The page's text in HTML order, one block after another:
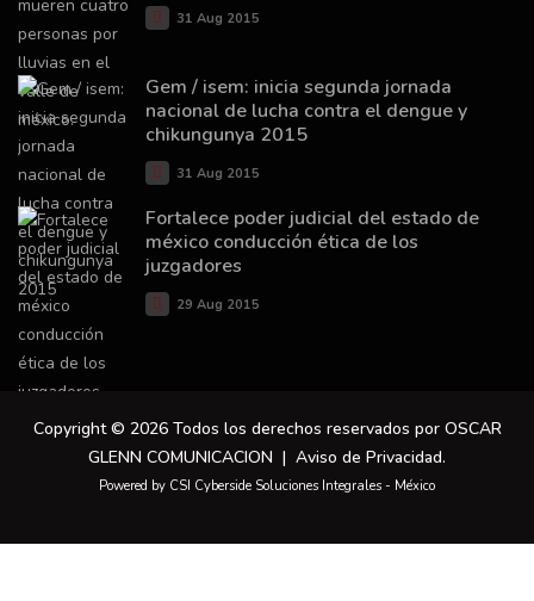
31 Aug 2015
Gem / isem: inicia segunda jornada
nacional de lucha contra el dengue y
chikungunya 2015
31 Aug 2015
Fortalece poder judicial del estado de
méxico conducción ética de los
juzgadores
29 Aug 2015
Copyright © 2026 Todos los derechos reservados por OSCAR
GLENN COMUNICACION | Aviso de Privacidad.
Powered by CSI Cyberside Soluciones Integrales - México